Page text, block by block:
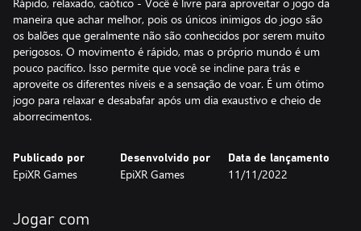
maneira que achar melhor, pois os únicos inimigos do jogo são
os balões que geralmente não são conhecidos por serem muito
perigosos. O movimento é rápido, mas o próprio mundo é um
pouco pacífico. Isso permite que você se incline para trás e
aproveite os diferentes níveis e a sensação de voar. É um ótimo
jogo para relaxar e desabafar após um dia exaustivo e cheio de
aborrecimentos.
Publicado por
EpiXR Games
Desenvolvido por
EpiXR Games
Data de lançamento
11/11/2022
Jogar com